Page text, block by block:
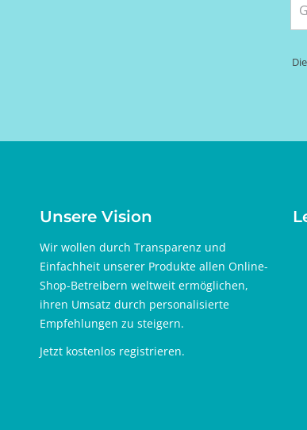
Unsere Vision
Wir wollen durch Transparenz und
Einfachheit unserer Produkte allen Online-
Shop-Betreibern weltweit ermöglichen,
ihren Umsatz durch personalisierte
Empfehlungen zu steigern.
Jetzt kostenlos registrieren.